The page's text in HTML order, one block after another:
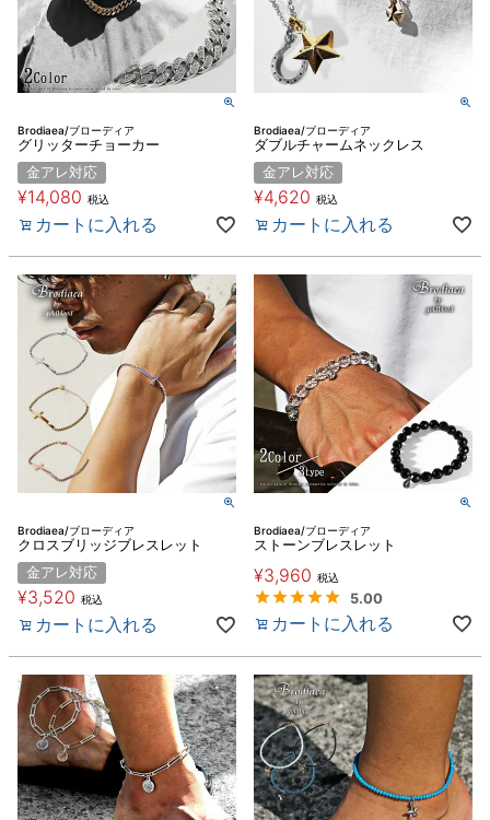
Brodiaea/ブローディア
グリッターチョーカー
金アレ対応
¥14,080 税込
カートに入れる
Brodiaea/ブローディア
ダブルチャームネックレス
金アレ対応
¥4,620 税込
カートに入れる
Brodiaea/ブローディア
クロスブリッジブレスレット
金アレ対応
¥3,520 税込
カートに入れる
Brodiaea/ブローディア
ストーンブレスレット
¥3,960 税込
5.00
カートに入れる